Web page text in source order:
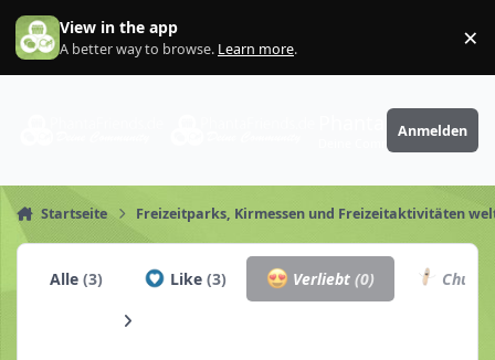
Zum Inhalt springen
View in the app
A better way to browse. Learn more. ×
PhantaFriends.de
Anmelden
Startseite Freizeitparks, Kirmessen und Freizeitaktivitäten
Alle(3) Like (3) Verliebt(0)